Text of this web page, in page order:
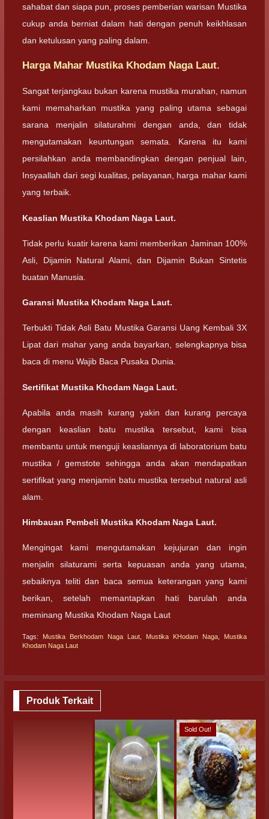
sahabat dan siapa pun, proses pemberian warisan Mustika
cukup anda berniat dalam hati dengan penuh keikhlasan
dan ketulusan yang paling dalam.
Harga Mahar Mustika Khodam Naga Laut.
Sangat terjangkau bukan karena mustika murahan, namun
kami memaharkan mustika yang paling utama sebagai
sarana menjalin silaturahmi dengan anda, dan tidak
mengutamakan keuntungan semata. Karena itu kami
persilahkan anda membandingkan dengan penjual lain,
Insyaallah dari segi kualitas, pelayanan, harga mahar kami
yang terbaik.
Keaslian Mustika Khodam Naga Laut.
Tidak perlu kuatir karena kami memberikan Jaminan 100%
Asli, Dijamin Natural Alami, dan Dijamin Bukan Sintetis
buatan Manusia.
Garansi Mustika Khodam Naga Laut.
Terbukti Tidak Asli Batu Mustika Garansi Uang Kembali 3X
Lipat dari mahar yang anda bayarkan, selengkapnya bisa
baca di menu Wajib Baca Pusaka Dunia.
Sertifikat Mustika Khodam Naga Laut.
Apabila anda masih kurang yakin dan kurang percaya
dengan keaslian batu mustika tersebut, kami bisa
membantu untuk menguji keasliannya di laboratorium batu
mustika / gemstote sehingga anda akan mendapatkan
sertifikat yang menjamin batu mustika tersebut natural asli
alam.
Himbauan Pembeli Mustika Khodam Naga Laut.
Mengingat kami mengutamakan kejujuran dan ingin
menjalin silaturami serta kepuasan anda yang utama,
sebaiknya teliti dan baca semua keterangan yang kami
berikan, setelah memantapkan hati barulah anda
meminang Mustika Khodam Naga Laut
Tags: Mustika Berkhodam Naga Laut Mustika KHodam Naga
Mustika
Khodam Naga Laut
Produk Terkait
Sold Out!